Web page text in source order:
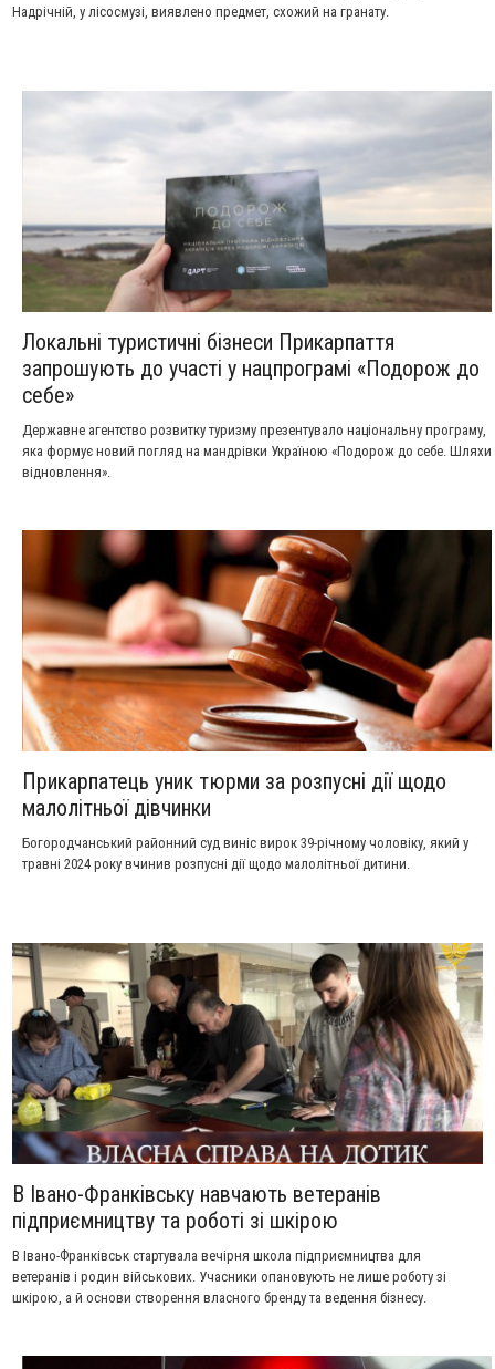
Надрічній, у лісосмузі, виявлено предмет, схожий на гранату.
Локальні туристичні бізнеси Прикарпаття
запрошують до участі у нацпрограмі «Подорож до
себе»
Державне агентство розвитку туризму презентувало національну програму,
яка формує новий погляд на мандрівки Україною «Подорож до себе. Шляхи
відновлення».
Прикарпатець уник тюрми за розпусні дії щодо
малолітньої дівчинки
Богородчанський районний суд виніс вирок 39-річному чоловіку, який у
травні 2024 року вчинив розпусні дії щодо малолітньої дитини.
В Івано-Франківську навчають ветеранів
підприємництву та роботі зі шкірою
В Івано-Франківськ стартувала вечірня школа підприємництва для
ветеранів і родин військових. Учасники опановують не лише роботу зі
шкірою, а й основи створення власного бренду та ведення бізнесу.